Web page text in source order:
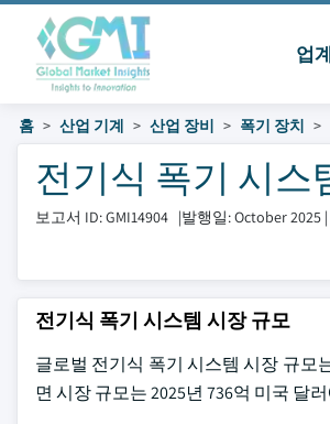
업
홈 산업 기계 산업 장비 폭기 장치
전기식 폭기 시스
보고서 ID: GMI14904 |발행일: October 2025 |
전기식 폭기 시스템 시장 규모
글로벌 전기식 폭기 시스템 시장 규모
면 시장 규모는 2025년 736억 미국 달